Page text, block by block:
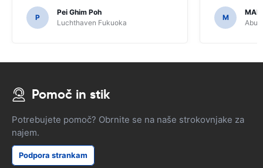
odločili za nakup GPS, kot je bilo
potrebno za navigacijo japonske ceste.
P
Pei Ghim Poh
Luchthaven Fukuoka
dostopna in
M
Abu
Pomoč in stik
Potrebujete pomoč? Obrnite se na naše strokovnjake za
najem.
Podpora strankam